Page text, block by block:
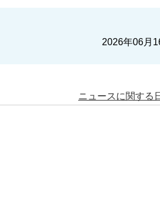
2026年06月
ニュースに関する